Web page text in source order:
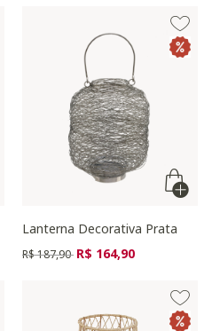
Lanterna Decorativa Prata
Preço reduzido de
R$ 187,90 para
R$ 164,90